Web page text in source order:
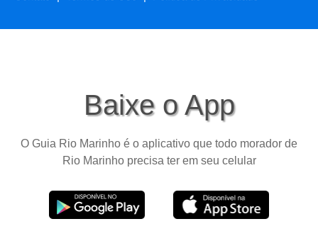
Baixe o App
O Guia Rio Marinho é o aplicativo que todo morador de
Rio Marinho precisa ter em seu celular